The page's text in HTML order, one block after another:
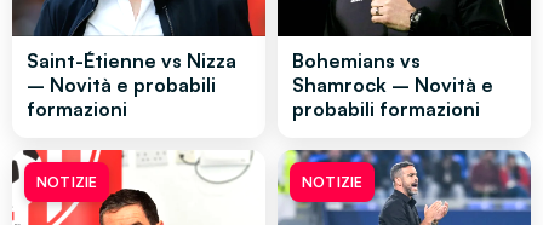
Saint-Étienne vs Nizza
– Novità e probabili
formazioni
Bohemians vs
Shamrock – Novità e
probabili formazioni
NOTIZIE NOTIZIE